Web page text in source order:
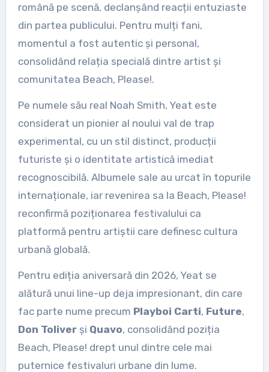
română pe scenă, declanșând reacții entuziaste
din partea publicului. Pentru mulți fani,
momentul a fost autentic și personal,
consolidând relația specială dintre artist și
comunitatea Beach, Please!.
Pe numele său real Noah Smith, Yeat este
considerat un pionier al noului val de trap
experimental, cu un stil distinct, producții
futuriste și o identitate artistică imediat
recognoscibilă. Albumele sale au urcat în topurile
internaționale, iar revenirea sa la Beach, Please!
reconfirmă poziționarea festivalului ca
platformă pentru artiștii care definesc cultura
urbană globală.
Pentru ediția aniversară din 2026, Yeat se
alătură unui line-up deja impresionant, din care
fac parte nume precum Playboi Carti, Future,
Don Toliverși Quavo, consolidând poziția
Beach, Please! drept unul dintre cele mai
puternice festivaluri urbane din lume.